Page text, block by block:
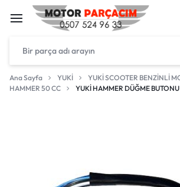
Ana Sayfa YUKİ
YUKİ SCOOTER BENZİNLİ
HAMMER 50 CC
YUKİ HAMMER DÜĞME